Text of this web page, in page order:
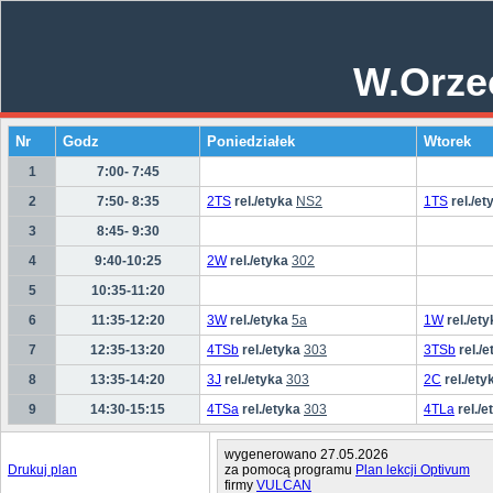
Nr Godz Poniedziałek Wtorek
1
7:00- 7:45
2
7:50- 8:35 2TS rel./etyka NS2 1TS rel./
3
8:45- 9:30
4
9:40-10:25 2W rel./etyka 302
5
10:35-11:20
6
11:35-12:20 3W rel./etyka 5a 1W rel./
7
12:35-13:20 4TSb rel./etyka 303 3TSb rel./
8
13:35-14:20 3J rel./etyka 303 2C rel./
9
14:30-15:15 4TSa rel./etyka 303 4TLa rel./
Drukuj plan
wygenerowano 27.05.2026
za pomocą programu Plan lekcji Optivum
firmy VULCAN